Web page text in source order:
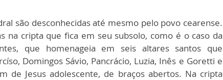
são desconhecidas até mesmo pelo povo cearense.
na cripta que fica em seu subsolo, como é o caso da
que homenageia em seis altares santos que
Domingos Sávio, Pancrácio, Luzia, Inês e Goretti e
de Jesus adolescente, de braços abertos. Na cripta